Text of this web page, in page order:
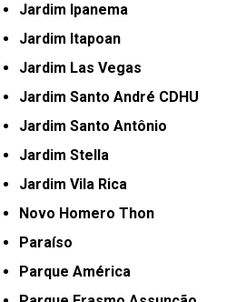
Jardim Ipanema
Jardim Itapoan
Jardim Las Vegas
Jardim Santo André CDHU
Jardim Santo Antônio
Jardim Stella
Jardim Vila Rica
Novo Homero Thon
Paraíso
Parque América